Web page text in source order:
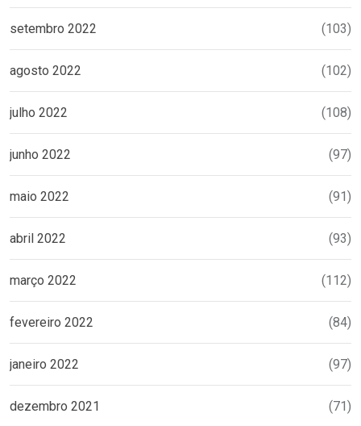
setembro 2022 (103)
agosto 2022 (102)
julho 2022 (108)
junho 2022 (97)
maio 2022 (91)
abril 2022 (93)
março 2022 (112)
fevereiro 2022 (84)
janeiro 2022 (97)
dezembro 2021 (71)